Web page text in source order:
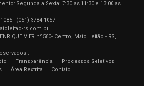
Segunda a Sexta: 7:30 as 11:30 e 13:00 as
- (051) 3784-1057 -
rs.com.br
VIER nº580- Centro, Mato Leitão - RS,
.
Transparência
Processos Seletivos
Área Restrita Contato